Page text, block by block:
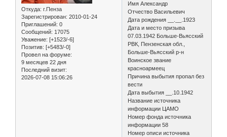
Откуда: г.Пенза
Зарегистрирован: 2010-01-24
Приглашений: 0
Сообщений: 17075
Уважение: [+1523/-6]
Позитив: [+5483/-0]
Провел на форуме:
9 месяцев 22 дня
Последний визит:
2026-07-08 15:06:26
Имя Александр
Отчество Васильевич
Дата рождения __.__.1923
Дата и место призыва
07.03.1942 Больше-Вьясский
РВК, Пензенская обл.,
Больше-Вьясский р-н
Воинское звание
красноармеец
Причина выбытия пропал без
вести
Дата выбытия __.10.1942
Название источника
информации ЦАМО
Номер фонда источника
информации 58
Номер описи источника